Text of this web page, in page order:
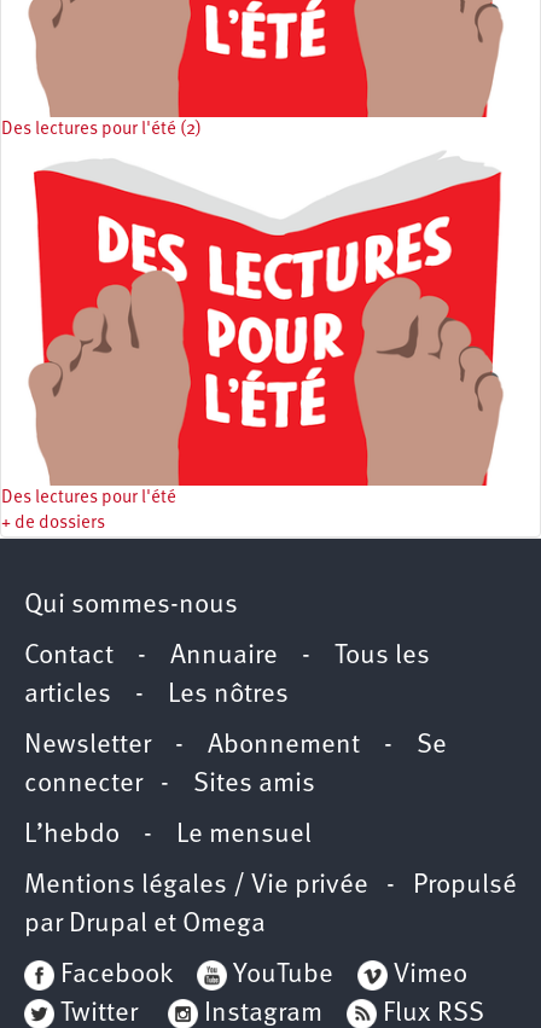
Des lectures pour l'été (2)
Des lectures pour l'été
+ de dossiers
Qui sommes-nous
Contact - Annuaire -
Tous les
articles - Les nôtres
Newsletter- Abonnement - Se
connecter- Sites amis
L’hebdo - Le mensuel
Mentions légales / Vie privée - Propulsé
par Drupal et Omega
Facebook
YouTube
Vimeo
Twitter
Instagram Flux RSS